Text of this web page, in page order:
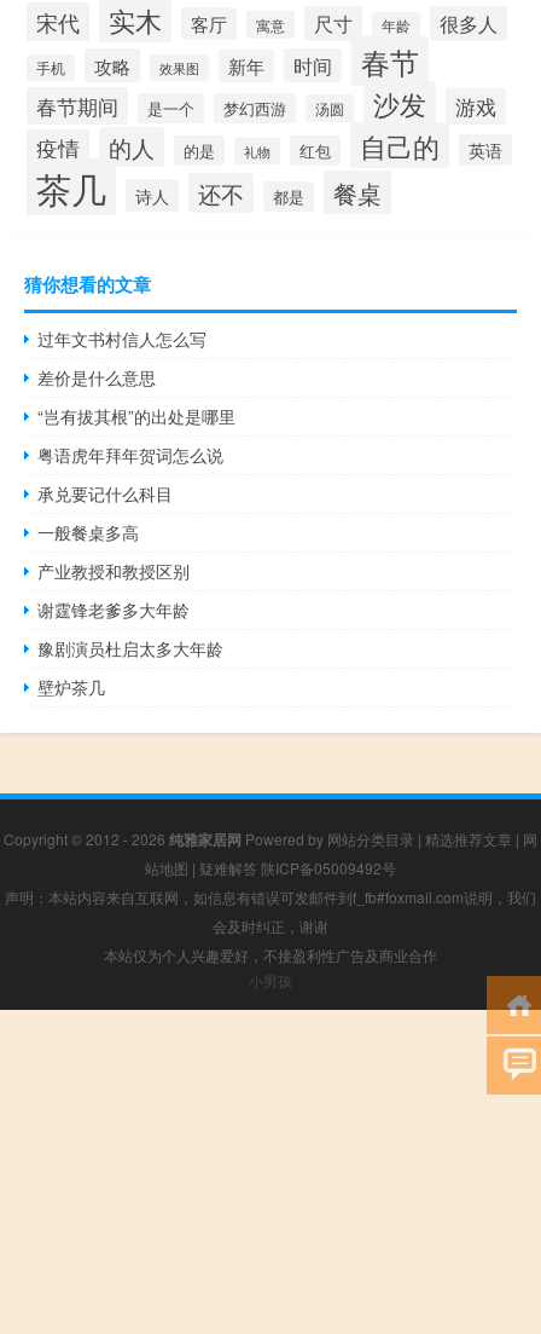
宋代 实木 客厅 寓意 尺寸 年龄 很多人
手机 攻略 效果图 新年 时间 春节
春节期间 是一个 梦幻西游 汤圆 沙发 游戏
疫情 的人 的是 礼物 红包 自己的 英语
茶几 诗人 还不 都是 餐桌
猜你想看的文章
过年文书村信人怎么写
差价是什么意思
“岂有拔其根”的出处是哪里
粤语虎年拜年贺词怎么说
承兑要记什么科目
一般餐桌多高
产业教授和教授区别
谢霆锋老爹多大年龄
豫剧演员杜启太多大年龄
壁炉茶几
Copyright © 2012 - 2026 纯雅家居网 Powered by 网站分类目录 | 精选推荐文章 | 网
站地图 | 疑难解答 陕ICP备05009492号
声明：本站内容来自互联网，如信息有错误可发邮件到f_fb#foxmail.com说明，我们
会及时纠正，谢谢
本站仅为个人兴趣爱好，不接盈利性广告及商业合作
小男孩